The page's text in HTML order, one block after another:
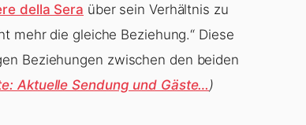
della Sera über sein Verhältnis zu
mehr die gleiche Beziehung.“ Diese
Beziehungen zwischen den beiden
Aktuelle Sendung und Gäste…)